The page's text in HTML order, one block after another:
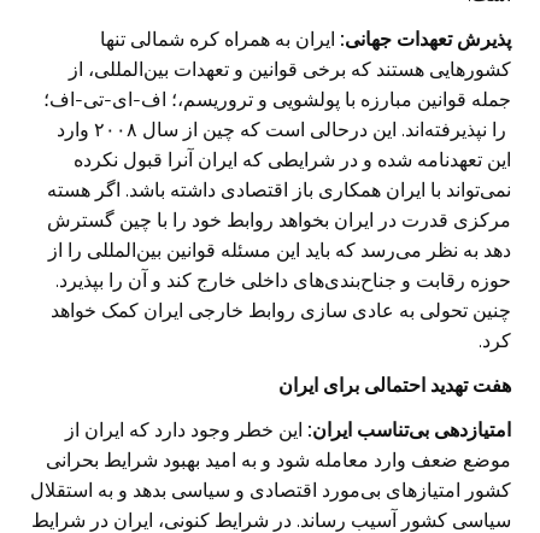
پذیرش تعهدات جهانی: ایران به همراه کره شمالی تنها
کشورهایی هستند که برخی قوانین و تعهدات ‏بین‌المللی، از
جمله قوانین مبارزه با پولشویی و تروریسم،؛ اف-ای-تی-اف؛
را نپذیرفته‌اند. این درحالی ‏است که چین از سال ۲۰۰۸ وارد
این تعهدنامه شده و در شرایطی که ایران آنرا قبول نکرده
نمی‌تواند با ایران ‏همکاری باز اقتصادی داشته باشد. اگر هسته
مرکزی قدرت در ایران بخواهد روابط خود را با چین گسترش
دهد ‏به نظر می‌رسد که باید این مسئله قوانین بین‌المللی را از
حوزه رقابت و جناح‌بندی‌های داخلی خارج کند و ‏آن را بپذیرد.
چنین تحولی به عادی سازی روابط خارجی ایران کمک خواهد
کرد. ‏
هفت تهدید احتمالی برای ایران
امتیازدهی بی‌تناسب ایران: این خطر وجود دارد که ایران از
موضع ضعف وارد معامله شود و به امید بهبود ‏شرایط بحرانی
کشور امتیازهای بی‌مورد اقتصادی و سیاسی بدهد و به استقلال
سیاسی کشور آسیب ‏رساند. در شرایط کنونی، ایران در شرایط